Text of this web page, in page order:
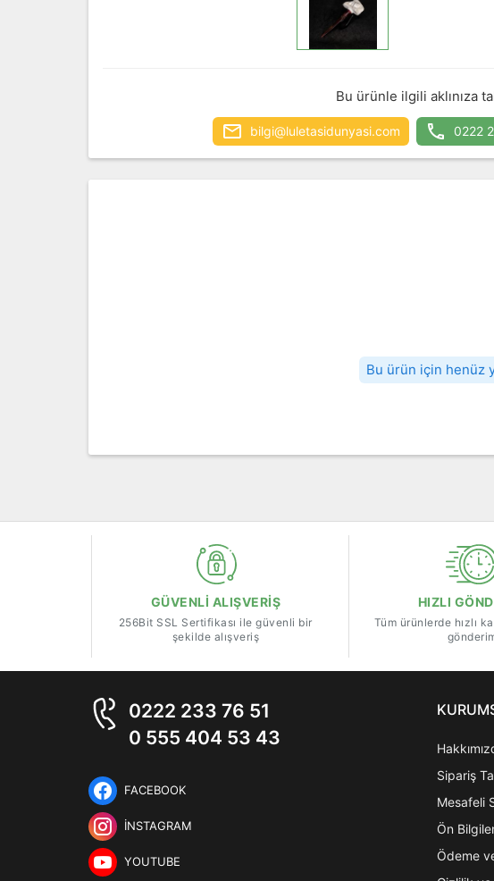
Bu ürünle ilgili aklınıza
bilgi@luletasidunyasi.com 0222
Bu ürün için henüz
GÜVENLİ ALIŞVERİŞ
256Bit SSL Sertifikası ile güvenli bir
şekilde alışveriş
HIZLI
Tüm ürünlerde hızlı
0222 233 76 51
0 555 404 53 43
FACEBOOK
İNSTAGRAM
YOUTUBE
Sipariş
Mesafeli
Ön
Ödeme